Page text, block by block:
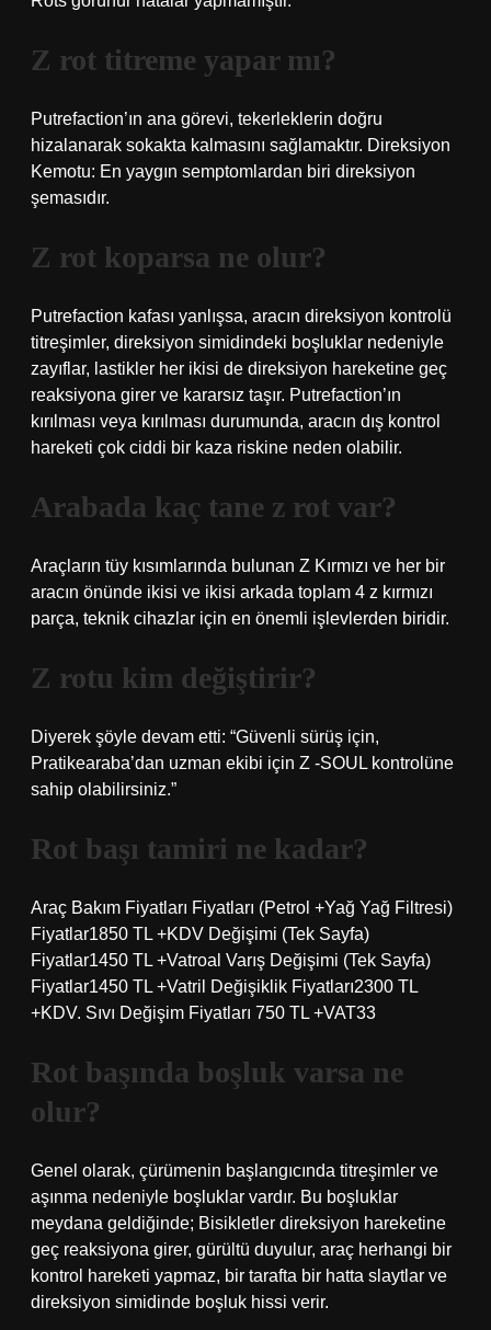
Z rot titreme yapar mı?
Putrefaction’ın ana görevi, tekerleklerin doğru
hizalanarak sokakta kalmasını sağlamaktır. Direksiyon
Kemotu: En yaygın semptomlardan biri direksiyon
şemasıdır.
Z rot koparsa ne olur?
Putrefaction kafası yanlışsa, aracın direksiyon kontrolü
titreşimler, direksiyon simidindeki boşluklar nedeniyle
zayıflar, lastikler her ikisi de direksiyon hareketine geç
reaksiyona girer ve kararsız taşır. Putrefaction’ın
kırılması veya kırılması durumunda, aracın dış kontrol
hareketi çok ciddi bir kaza riskine neden olabilir.
Arabada kaç tane z rot var?
Araçların tüy kısımlarında bulunan Z Kırmızı ve her bir
aracın önünde ikisi ve ikisi arkada toplam 4 z kırmızı
parça, teknik cihazlar için en önemli işlevlerden biridir.
Z rotu kim değiştirir?
Diyerek şöyle devam etti: “Güvenli sürüş için,
Pratikearaba’dan uzman ekibi için Z -SOUL kontrolüne
sahip olabilirsiniz.”
Rot başı tamiri ne kadar?
Araç Bakım Fiyatları Fiyatları (Petrol +Yağ Yağ Filtresi)
Fiyatlar1850 TL +KDV Değişimi (Tek Sayfa)
Fiyatlar1450 TL +Vatroal Varış Değişimi (Tek Sayfa)
Fiyatlar1450 TL +Vatril Değişiklik Fiyatları2300 TL
+KDV. Sıvı Değişim Fiyatları 750 TL +VAT33
Rot başında boşluk varsa ne
olur?
Genel olarak, çürümenin başlangıcında titreşimler ve
aşınma nedeniyle boşluklar vardır. Bu boşluklar
meydana geldiğinde; Bisikletler direksiyon hareketine
geç reaksiyona girer, gürültü duyulur, araç herhangi bir
kontrol hareketi yapmaz, bir tarafta bir hatta slaytlar ve
direksiyon simidinde boşluk hissi verir.